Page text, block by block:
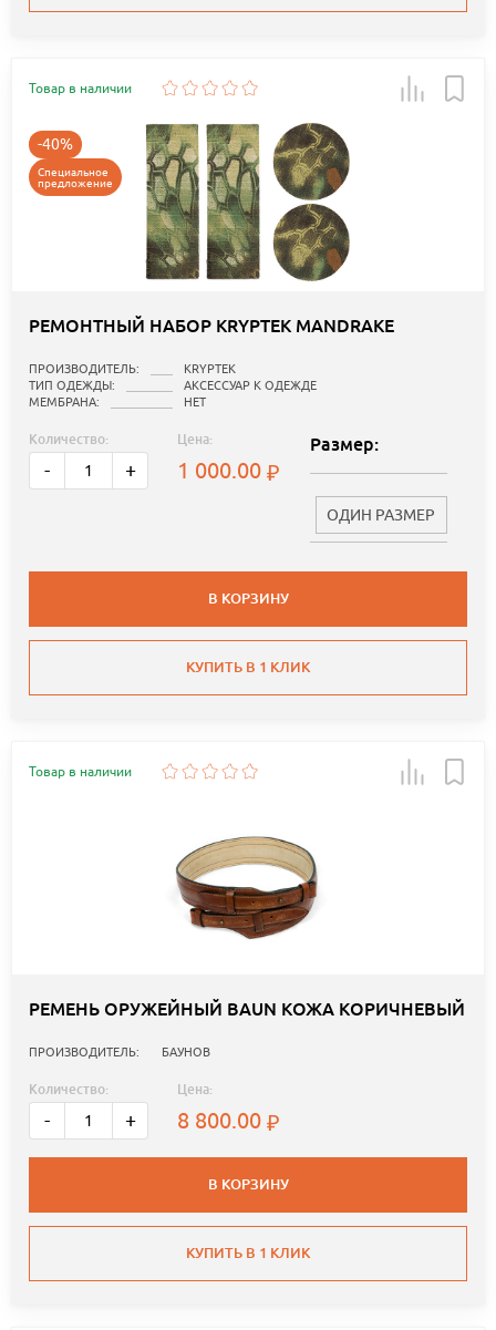
Товар в наличии
-40%
Специальное
предложение
РЕМОНТНЫЙ НАБОР KRYPTEK MANDRAKE
ПРОИЗВОДИТЕЛЬ:
KRYPTEK
ТИП ОДЕЖДЫ:
АКСЕССУАР К ОДЕЖДЕ
МЕМБРАНА:
НЕТ
Количество:
- +
Цена:
1 000.00
Размер:
ОДИН РАЗМЕР
В КОРЗИНУ
КУПИТЬ В 1 КЛИК
Товар в наличии
РЕМЕНЬ ОРУЖЕЙНЫЙ BAUN КОЖА КОРИЧНЕВЫЙ
ПРОИЗВОДИТЕЛЬ: БАУНОВ
Количество:
- +
Цена:
8 800.00
В КОРЗИНУ
КУПИТЬ В 1 КЛИК